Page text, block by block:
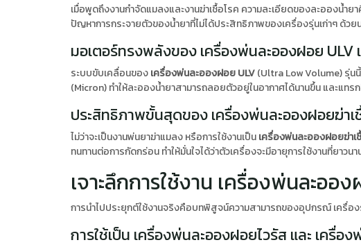
เมื่อพูดถึงงานกำจัดแมลงและงานฆ่าเชื้อโรค ความละเอียดของละอองน้ำย
ปัญหาการกระจายตัวของน้ำยาที่ไม่ได้ประสิทธิภาพของเครื่องรุ่นเก่าๆ ด้ว
มอเตอร์ทรงพลังของ เครื่องพ่นละอองฝอย ULV
ระบบขับเคลื่อนของเครื่องพ่นละอองฝอย ULV(Ultra Low Volume) รุ่น
(Micron) ทำให้ละอองน้ำยาสามารถลอยตัวอยู่ในอากาศได้นานขึ้น และแ
ประสิทธิภาพขั้นสุดของ เครื่องพ่นละอองฝอยฆ่าเ
ไม่ว่าจะเป็นงานพ่นยาฆ่าแมลง หรือการใช้งานเป็นเครื่องพ่นละอองฝอยฆ่าเ
ทนทานต่อการกัดกร่อน ทำให้มั่นใจได้ว่าตัวเครื่องจะมีอายุการใช้งานที่ยาวนา
เจาะลึกการใช้งาน เครื่องพ่นละอ
การนำไปประยุกต์ใช้งานจริงคือบทพิสูจน์ความสามารถของอุปกรณ์ เครื่
การใช้เป็น เครื่องพ่นละอองฝอยไวรัส และ เครื่